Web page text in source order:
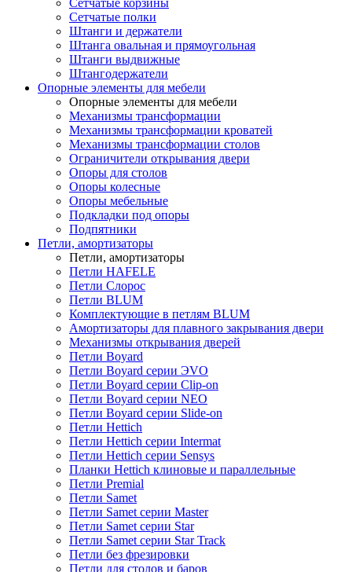
Сетчатые корзины
Сетчатые полки
Штанги и держатели
Штанга овальная и прямоугольная
Штанги выдвижные
Штангодержатели
Опорные элементы для мебели
Опорные элементы для мебели
Механизмы трансформации
Механизмы трансформации кроватей
Механизмы трансформации столов
Ограничители открывания двери
Опоры для столов
Опоры колесные
Опоры мебельные
Подкладки под опоры
Подпятники
Петли, амортизаторы
Петли, амортизаторы
Петли HAFELE
Петли Слорос
Петли BLUM
Комплектующие в петлям BLUM
Амортизаторы для плавного закрывания двери
Механизмы открывания дверей
Петли Boyard
Петли Boyard серии ЭVO
Петли Boyard серии Clip-on
Петли Boyard серии NEO
Петли Boyard серии Slide-on
Петли Hettich
Петли Hettich серии Intermat
Петли Hettich серии Sensys
Планки Hettich клиновые и параллельные
Петли Premial
Петли Samet
Петли Samet серии Master
Петли Samet серии Star
Петли Samet серии Star Track
Петли без фрезировки
Петли для столов и баров